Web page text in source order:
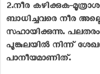
2.നീര കഴിക്കുക-
ബാധിച്ചവരെ നീര
സഹായിക്കുന്നു.
പൂങ്കുലയിൽ നിന്ന്
പാനീയമാണിത്.